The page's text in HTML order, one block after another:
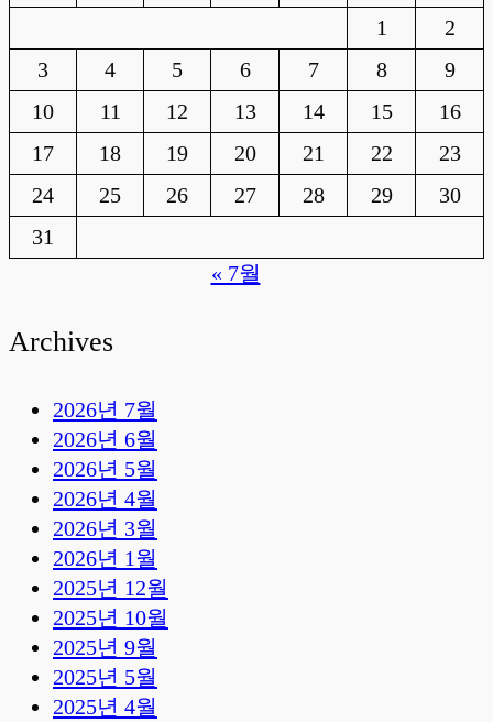
1
2
3
4 5 6 7 8
9
10
11 12 13 14 15
16
17
18 19 20 21 22
23
24
25 26 27 28 29
30
31
« 7월
Archives
2026년 7월
2026년 6월
2026년 5월
2026년 4월
2026년 3월
2026년 1월
2025년 12월
2025년 10월
2025년 9월
2025년 5월
2025년 4월